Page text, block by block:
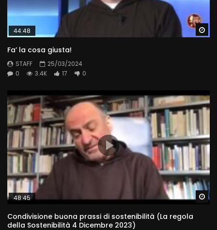
44:48
Fa’ la cosa giusta!
STAFF
25/03/2024
0
3.4K 17 0
48:45
Condivisione buona prassi di sostenibilità (La regola
della Sostenibilità 4 Dicembre 2023)